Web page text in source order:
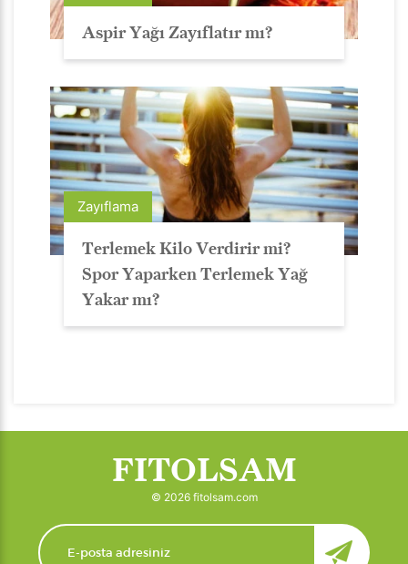
Aspir Yağı Zayıflatır mı?
Zayıflama
Terlemek Kilo Verdirir mi?
Spor Yaparken Terlemek Yağ
Yakar mı?
FITOLSAM
© 2026 fitolsam.com